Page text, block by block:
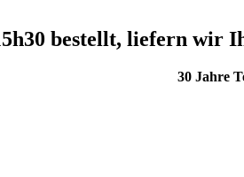
bestellt, liefern wir
30 Jahre